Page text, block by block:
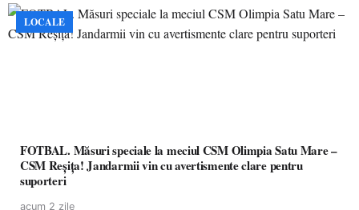
LOCALE
FOTBAL. Măsuri speciale la meciul CSM Olimpia Satu Mare –
CSM Reșița! Jandarmii vin cu avertismente clare pentru
suporteri
acum 2 zile